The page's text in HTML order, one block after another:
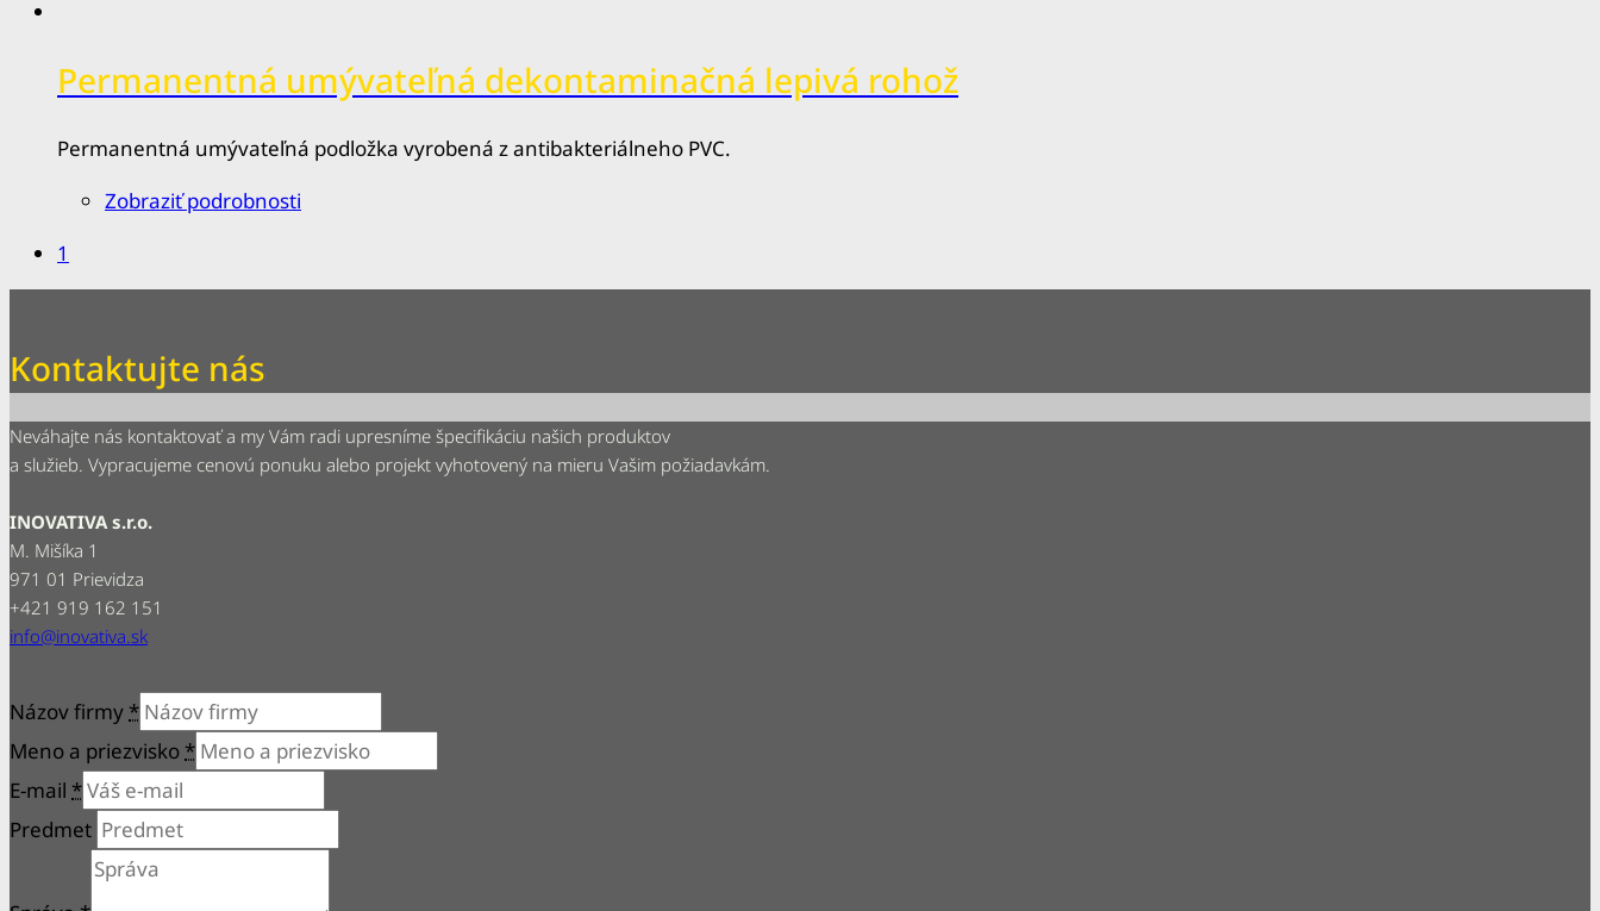
Permanentná umývateľná dekontaminačná lepivá rohož
Kontaktujte nás
a služieb. Vypracujeme cenovú ponuku alebo projekt vyhotovený na mieru Vašim požiadavkám.
M. Mišíka 1
971 01 Prievidza
+421 919 162 151
info@inovativa.sk
Meno a priezvisko*
Predmet